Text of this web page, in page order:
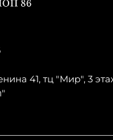
41, тц "Мир", 3